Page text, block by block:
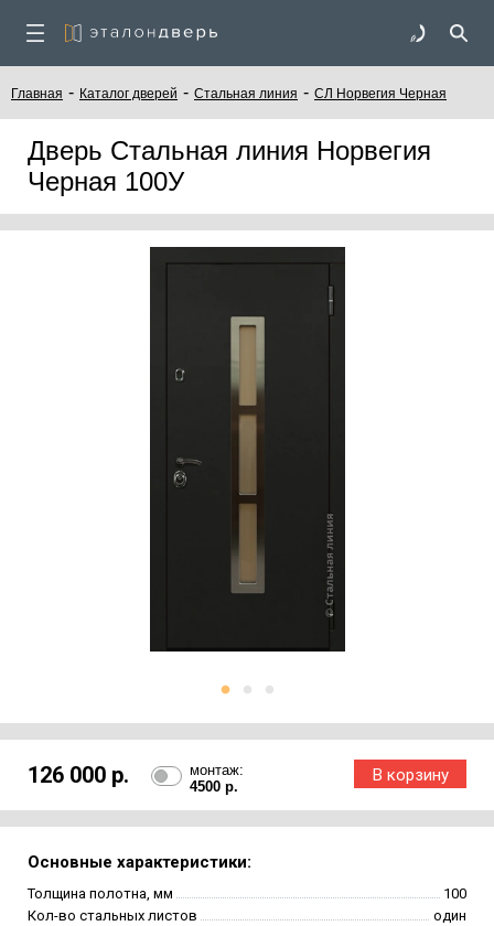
Главная - Каталог дверей - Стальная линия - СЛ Норвегия Черная
Дверь Стальная линия Норвегия
Черная 100У
126 000 р.
монтаж:
4500 р.
Основные характеристики:
Толщина полотна, мм
100
Кол-во стальных листов
один